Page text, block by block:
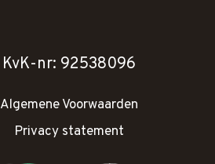
KvK-nr: 92538096
Algemene Voorwaarden
Privacy statement